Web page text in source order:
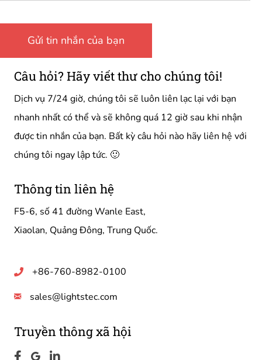
Câu hỏi? Hãy viết thư cho chúng tôi!
Dịch vụ 7/24 giờ, chúng tôi sẽ luôn liên lạc lại với bạn
nhanh nhất có thể và sẽ không quá 12 giờ sau khi nhận
được tin nhắn của bạn. Bất kỳ câu hỏi nào hãy liên hệ với
chúng tôi ngay lập tức. 🙂
Thông tin liên hệ
F5-6, số 41 đường Wanle East,
Xiaolan, Quảng Đông, Trung Quốc.
+86-760-8982-0100
sales@lightstec.com
Truyền thông xã hội